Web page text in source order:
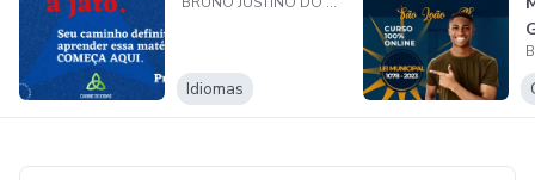
Idiomas